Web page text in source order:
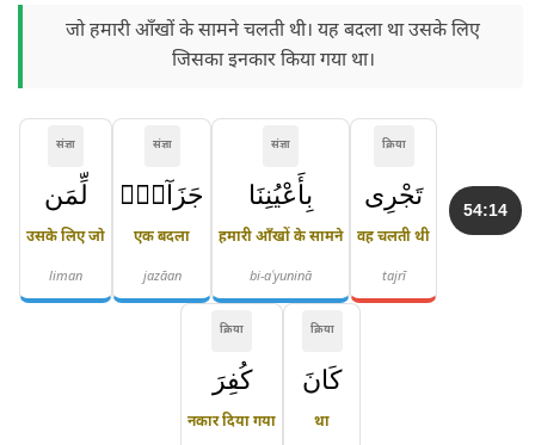
जो हमारी आँखों के सामने चलती थी। यह बदला था उसके लिए
जिसका इनकार किया गया था।
54:14
क्रिया
تَجْرِى
वह चलती थी
tajrī
संज्ञा
بِأَعْيُنِنَا
हमारी आँखों के सामने
bi-aʿyuninā
संज्ञा
جَزَآءًۭ
एक बदला
jazāan
संज्ञा
لِّمَن
उसके लिए जो
liman
क्रिया
كَانَ
था
क्रिया
كُفِرَ
नकार दिया गया